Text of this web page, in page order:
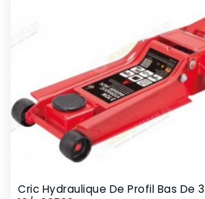
Cric Hydraulique De Profil Bas De